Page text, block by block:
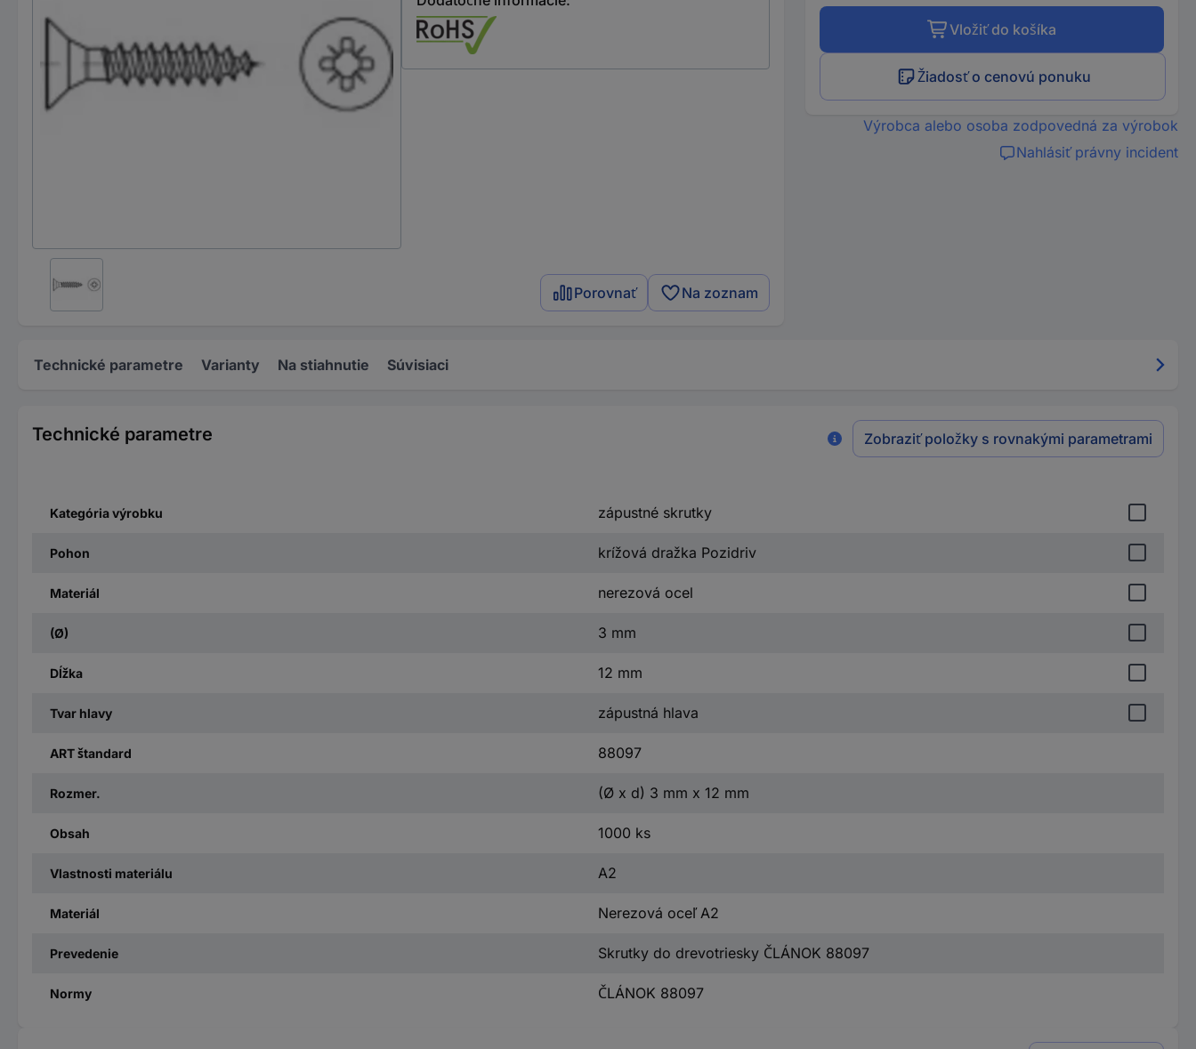
Porovnať Na zoznam
Vložiť do košíka
Žiadosť o cenovú ponuku
Výrobca alebo osoba zodpovedná za výrobok
Nahlásiť právny incident
Technické parametre Varianty Na stiahnutie Súvisiaci
Technické parametre Zobraziť položky s rovnakými parametrami
Kategória výrobku zápustné skrutky
Pohon krížová dražka Pozidriv
Materiál nerezová ocel
(Ø) 3 mm
Dĺžka 12 mm
Tvar hlavy zápustná hlava
ART štandard 88097
Rozmer. (Ø x d) 3 mm x 12 mm
Obsah 1000 ks
Vlastnosti materiálu A2
Materiál Nerezová oceľ A2
Prevedenie Skrutky do drevotriesky ČLÁNOK 88097
Normy ČLÁNOK 88097